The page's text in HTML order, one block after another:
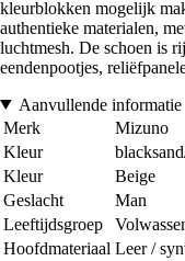
kleurblokken mogelijk
authentieke materialen,
luchtmesh. De schoen is
eendenpootjes,
Aanvullende informatie
Merk
Mizuno
Kleur
Kleur
Beige
Geslacht
Man
Leeftijdsgroep
Hoofdmateriaal Leer /